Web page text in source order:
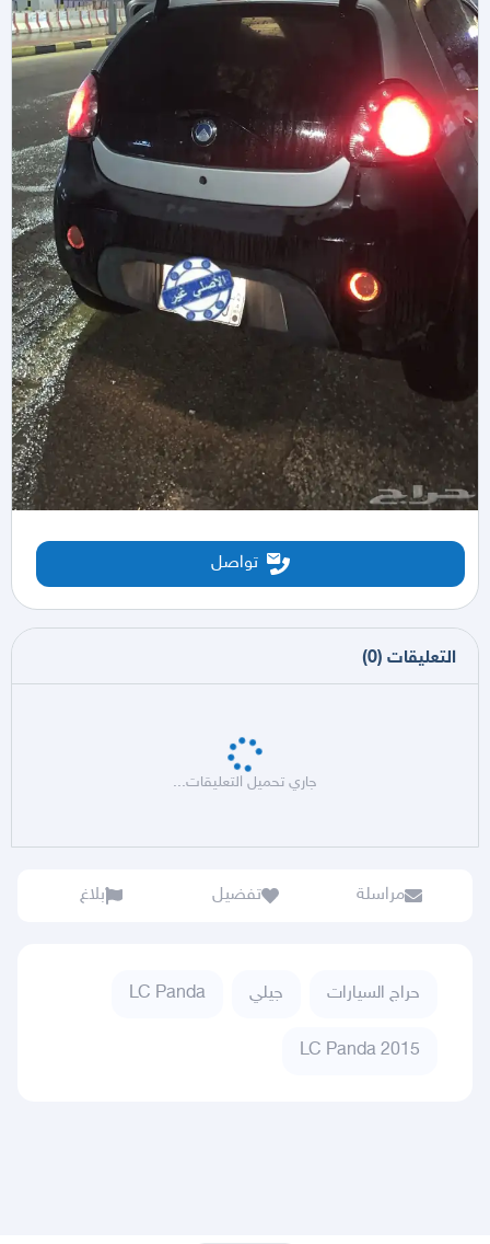
تواصل
التعليقات (
0
)
جاري تحميل التعليقات...
مراسلة تفضيل بلاغ
حراج السيارات جيلي LC Panda
LC Panda 2015